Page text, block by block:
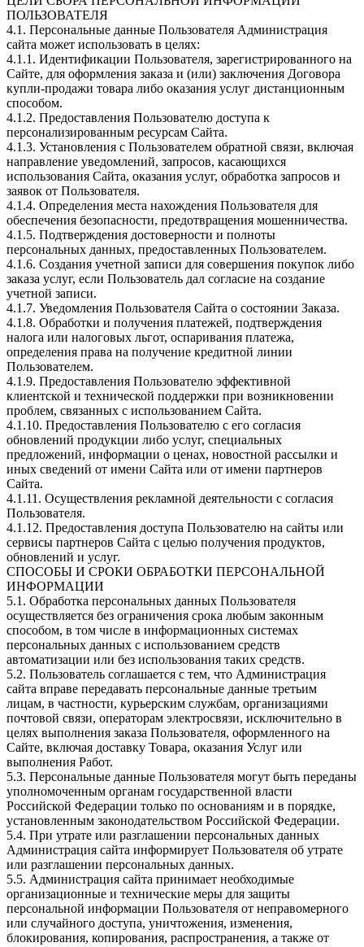
ПОЛЬЗОВАТЕЛЯ
4.1. Персональные данные Пользователя Администрация
сайта может использовать в целях:
4.1.1. Идентификации Пользователя, зарегистрированного на
Сайте, для оформления заказа и (или) заключения Договора
купли-продажи товара либо оказания услуг дистанционным
способом.
4.1.2. Предоставления Пользователю доступа к
персонализированным ресурсам Сайта.
4.1.3. Установления с Пользователем обратной связи, включая
направление уведомлений, запросов, касающихся
использования Сайта, оказания услуг, обработка запросов и
заявок от Пользователя.
4.1.4. Определения места нахождения Пользователя для
обеспечения безопасности, предотвращения мошенничества.
4.1.5. Подтверждения достоверности и полноты
персональных данных, предоставленных Пользователем.
4.1.6. Создания учетной записи для совершения покупок либо
заказа услуг, если Пользователь дал согласие на создание
учетной записи.
4.1.7. Уведомления Пользователя Сайта о состоянии Заказа.
4.1.8. Обработки и получения платежей, подтверждения
налога или налоговых льгот, оспаривания платежа,
определения права на получение кредитной линии
Пользователем.
4.1.9. Предоставления Пользователю эффективной
клиентской и технической поддержки при возникновении
проблем, связанных с использованием Сайта.
4.1.10. Предоставления Пользователю с его согласия
обновлений продукции либо услуг, специальных
предложений, информации о ценах, новостной рассылки и
иных сведений от имени Сайта или от имени партнеров
Сайта.
4.1.11. Осуществления рекламной деятельности с согласия
Пользователя.
4.1.12. Предоставления доступа Пользователю на сайты или
сервисы партнеров Сайта с целью получения продуктов,
обновлений и услуг.
СПОСОБЫ И СРОКИ ОБРАБОТКИ ПЕРСОНАЛЬНОЙ
ИНФОРМАЦИИ
5.1. Обработка персональных данных Пользователя
осуществляется без ограничения срока любым законным
способом, в том числе в информационных системах
персональных данных с использованием средств
автоматизации или без использования таких средств.
5.2. Пользователь соглашается с тем, что Администрация
сайта вправе передавать персональные данные третьим
лицам, в частности, курьерским службам, организациями
почтовой связи, операторам электросвязи, исключительно в
целях выполнения заказа Пользователя, оформленного на
Сайте, включая доставку Товара, оказания Услуг или
выполнения Работ.
5.3. Персональные данные Пользователя могут быть переданы
уполномоченным органам государственной власти
Российской Федерации только по основаниям и в порядке,
установленным законодательством Российской Федерации.
5.4. При утрате или разглашении персональных данных
Администрация сайта информирует Пользователя об утрате
или разглашении персональных данных.
5.5. Администрация сайта принимает необходимые
организационные и технические меры для защиты
персональной информации Пользователя от неправомерного
или случайного доступа, уничтожения, изменения,
блокирования, копирования, распространения, а также от